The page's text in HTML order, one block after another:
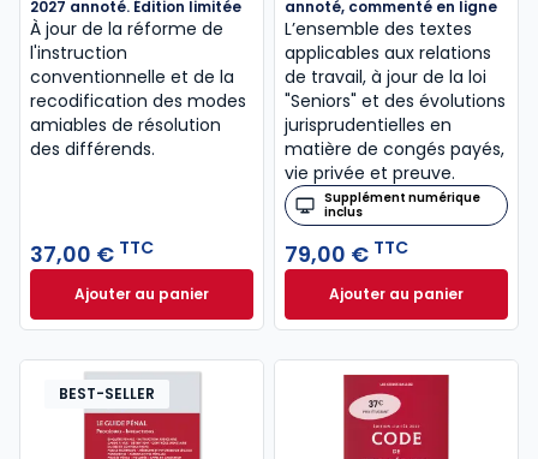
2027 annoté. Édition limitée
À jour de la réforme de
l'instruction
conventionnelle et de la
recodification des modes
amiables de résolution
des différends.
37,00 € TTC
Ajouter au panierCode de procédure civile 2027 annoté. Édition
annoté, commenté en ligne
L’ensemble des textes
applicables aux relations
de travail, à jour de la loi
"Seniors" et des évolutions
jurisprudentielles en
matière de congés payés,
vie privée et preuve.
Supplément numérique
inclus
79,00 € TTC
Ajouter au panier
Code du travail
BEST-SELLER